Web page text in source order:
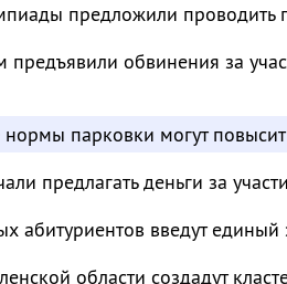
предложили проводить
предъявили обвинения за
парковки могут
предлагать деньги за
абитуриентов введут
области создадут